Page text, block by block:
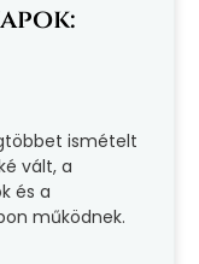
ismételt
vált, a
és a
működnek.